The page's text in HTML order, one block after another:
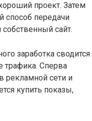
проект. Затем
способ передачи
сайт.
заработка сводится
трафика. Сперва
рекламной сети и
купить показы,